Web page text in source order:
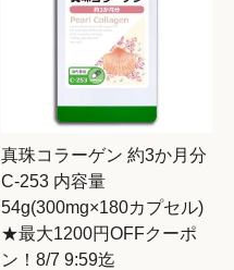
真珠コラーゲン 約3か月分
C-253 内容量
54g(300mg×180カプセル)
★最大1200円OFFクーポ
ン！8/7 9:59迄